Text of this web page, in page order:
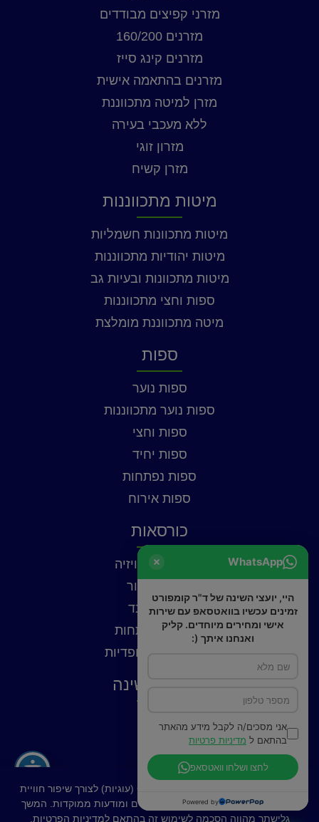
מזרני קפיצים מבודדים
מזרנים 160/200
מזרנים קינג סייז
מזרנים בהתאמה אישית
מזרן למיטה מתכווננת
ללא מעכבי בעירה
מזרון זוגי
מזרן קשיח
מיטות מתכווננות
מיטות מתכוונות חשמליות
מיטות יהודיות מתכווננות
מיטות מתכוונות ובעיות גב
ספות וחצי מתכווננות
מיטה מתכווננת מומלצת
ספות
ספות נוער
ספות נוער מתכווננות
ספות וחצי
ספות יחיד
ספות נפתחות
ספות אירוח
כורסאות
כורסאות טלוויזיה
כורסאות עור
כורסאות בד
כורסאות נפתחות
כורסאות אורטופדיות
פתרונות שינה
מצעים
באתר זה נעשה שימוש בקובצי Cookies (עוגיות) לצורך שיפור חוויית
המשתמש, ניתוח תנועה, התאמת תכנים ומודעות ממוקדות. המשך
גלישתך מהווה הסכמה לשימוש זה בהתאם למדיניות הפרטיות
WhatsApp
היי, יועצי השינה של ד"ר קומפורט
זמינים עכשיו בוואטסאפ עם שירות
אישי ומחירים מיוחדים. קליק
ואנחנו איתך (:
אני מסכים/ה לקבל מידע מהאתר
בהתאם ל מדיניות פרטיות
לחצו ושלחו וואטסאפ
Powered by